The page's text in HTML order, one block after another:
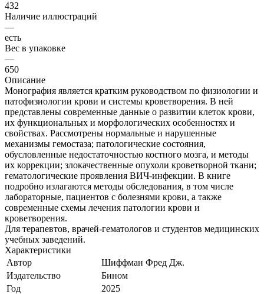
432
Наличие иллюстраций
—
есть
Вес в упаковке
—
650
Описание
Монография является кратким руководством по физиологии и
патофизиологии крови и системы кроветворения. В ней
представлены современные данные о развитии клеток крови,
их функциональных и морфологических особенностях и
свойствах. Рассмотрены нормальные и нарушенные
механизмы гемостаза; патологические состояния,
обусловленные недостаточностью костного мозга, и методы
их коррекции; злокачественные опухоли кроветворной ткани;
гематологические проявления ВИЧ-инфекции. В книге
подробно излагаются методы обследования, в том числе
лабораторные, пациентов с болезнями крови, а также
современные схемы лечения патологии крови и
кроветворения.
Для терапевтов, врачей-гематологов и студентов медицинских
учебных заведений.
Характеристики
Автор
Шиффман Фред Дж.
Издательство
Бином
Год
2025